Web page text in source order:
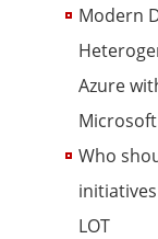
Modern
Azure
Microsoft
Who
initiatives
LOT